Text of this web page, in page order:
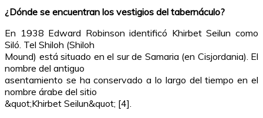
¿Dónde se encuentran los vestigios del tabernáculo?
En 1938 Edward Robinson identificó Khirbet Seilun como
Siló. Tel Shiloh (Shiloh
Mound) está situado en el sur de Samaria (en Cisjordania). El
nombre del antiguo
asentamiento se ha conservado a lo largo del tiempo en el
nombre árabe del sitio
&quot;Khirbet Seilun&quot; [4].